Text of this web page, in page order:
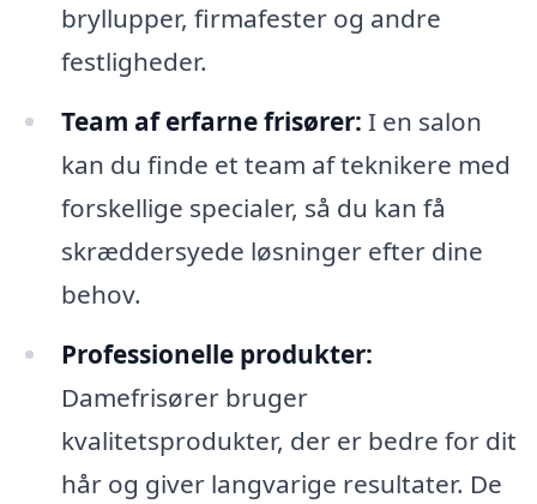
bryllupper, firmafester og andre
festligheder.
Team af erfarne frisører: I en salon
kan du finde et team af teknikere med
forskellige specialer, så du kan få
skræddersyede løsninger efter dine
behov.
Professionelle produkter:
Damefrisører bruger
kvalitetsprodukter, der er bedre for dit
hår og giver langvarige resultater. De